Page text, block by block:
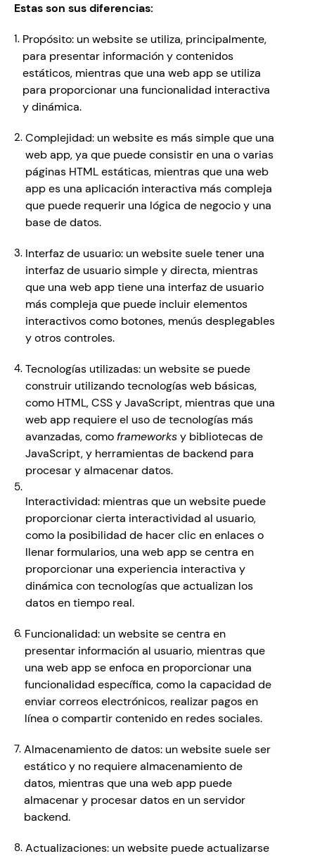
Estas son sus diferencias:
Propósito: un website se utiliza, principalmente,
para presentar información y contenidos
estáticos, mientras que una web app se utiliza
para proporcionar una funcionalidad interactiva
y dinámica.
Complejidad: un website es más simple que una
web app, ya que puede consistir en una o varias
páginas HTML estáticas, mientras que una web
app es una aplicación interactiva más compleja
que puede requerir una lógica de negocio y una
base de datos.
Interfaz de usuario: un website suele tener una
interfaz de usuario simple y directa, mientras
que una web app tiene una interfaz de usuario
más compleja que puede incluir elementos
interactivos como botones, menús desplegables
y otros controles.
Tecnologías utilizadas: un website se puede
construir utilizando tecnologías web básicas,
como HTML, CSS y JavaScript, mientras que una
web app requiere el uso de tecnologías más
avanzadas, como frameworks y bibliotecas de
JavaScript, y herramientas de backend para
procesar y almacenar datos.
Interactividad: mientras que un website puede
proporcionar cierta interactividad al usuario,
como la posibilidad de hacer clic en enlaces o
llenar formularios, una web app se centra en
proporcionar una experiencia interactiva y
dinámica con tecnologías que actualizan los
datos en tiempo real.
Funcionalidad: un website se centra en
presentar información al usuario, mientras que
una web app se enfoca en proporcionar una
funcionalidad específica, como la capacidad de
enviar correos electrónicos, realizar pagos en
línea o compartir contenido en redes sociales.
Almacenamiento de datos: un website suele ser
estático y no requiere almacenamiento de
datos, mientras que una web app puede
almacenar y procesar datos en un servidor
backend.
Actualizaciones: un website puede actualizarse